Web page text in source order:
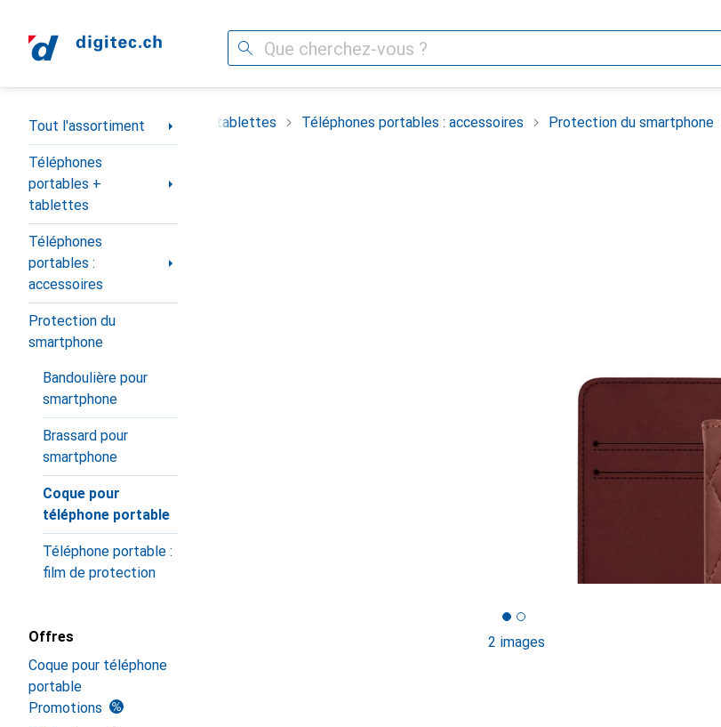
Recherche
Navigation par catégorie
Tout l'assortiment
Téléphones
portables +
tablettes
Téléphones
portables :
accessoires
Protection du
smartphone
Bandoulière pour
smartphone
Brassard pour
smartphone
Coque pour
téléphone portable
Téléphone portable :
film de protection
Offres
Coque pour téléphone
portable
Promotions
Téléphones portables + tablettes Téléphones portables : accessoires Protection du smartphone
2 images